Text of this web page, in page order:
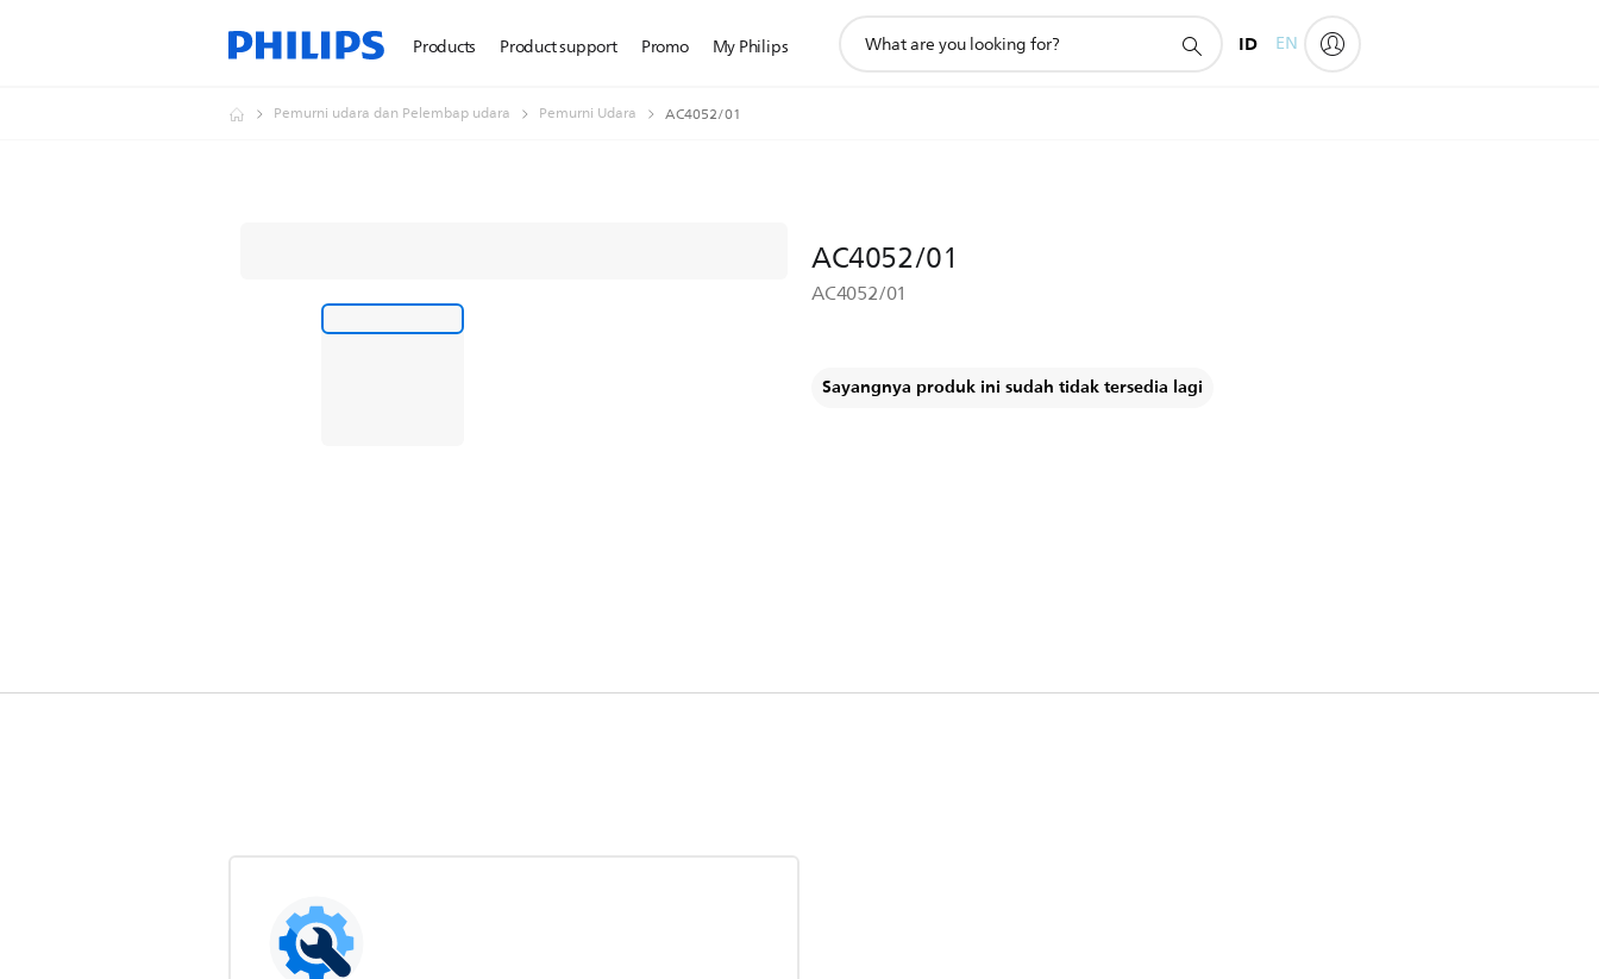
Products Product support Promo My Philips
pencarian
ID EN
Pemurni udara dan Pelembap udara Pemurni Udara AC4052/01
AC4052/01
AC4052/01
Sayangnya produk ini sudah tidak tersedia lagi